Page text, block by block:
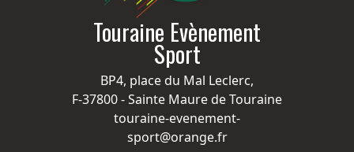
Touraine Evènement
Sport
BP4, place du Mal Leclerc,
F-37800 - Sainte Maure de Touraine
touraine-evenement-
sport@orange.fr